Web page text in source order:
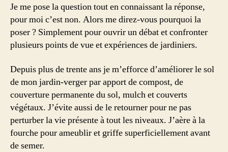
par
Jacques
Subra
Je me pose la question tout en connaissant la réponse,
pour moi c’est non. Alors me direz-vous pourquoi la
poser ? Simplement pour ouvrir un débat et confronter
plusieurs points de vue et expériences de jardiniers.
Depuis plus de trente ans je m’efforce d’améliorer le sol
de mon jardin-verger par apport de compost, de
couverture permanente du sol, mulch et couverts
végétaux. J’évite aussi de le retourner pour ne pas
perturber la vie présente à tout les niveaux. J’aère à la
fourche pour ameublir et griffe superficiellement avant
de semer.